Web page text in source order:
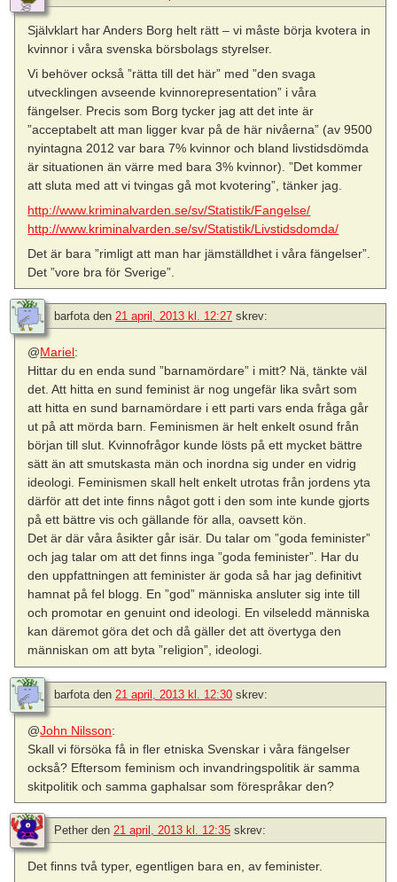
Självklart har Anders Borg helt rätt – vi måste börja kvotera in
kvinnor i våra svenska börsbolags styrelser.
Vi behöver också ”rätta till det här” med ”den svaga
utvecklingen avseende kvinnorepresentation” i våra
fängelser. Precis som Borg tycker jag att det inte är
”acceptabelt att man ligger kvar på de här nivåerna” (av 9500
nyintagna 2012 var bara 7% kvinnor och bland livstidsdömda
är situationen än värre med bara 3% kvinnor). ”Det kommer
att sluta med att vi tvingas gå mot kvotering”, tänker jag.
http://www.kriminalvarden.se/sv/Statistik/Fangelse/
http://www.kriminalvarden.se/sv/Statistik/Livstidsdomda/
Det är bara ”rimligt att man har jämställdhet i våra fängelser”.
Det ”vore bra för Sverige”.
barfotaden 21 april, 2013 kl. 12:27 skrev:
@Mariel:
Hittar du en enda sund ”barnamördare” i mitt? Nä, tänkte väl
det. Att hitta en sund feminist är nog ungefär lika svårt som
att hitta en sund barnamördare i ett parti vars enda fråga går
ut på att mörda barn. Feminismen är helt enkelt osund från
början till slut. Kvinnofrågor kunde lösts på ett mycket bättre
sätt än att smutskasta män och inordna sig under en vidrig
ideologi. Feminismen skall helt enkelt utrotas från jordens yta
därför att det inte finns något gott i den som inte kunde gjorts
på ett bättre vis och gällande för alla, oavsett kön.
Det är där våra åsikter går isär. Du talar om ”goda feminister”
och jag talar om att det finns inga ”goda feminister”. Har du
den uppfattningen att feminister är goda så har jag definitivt
hamnat på fel blogg. En ”god” människa ansluter sig inte till
och promotar en genuint ond ideologi. En vilseledd människa
kan däremot göra det och då gäller det att övertyga den
människan om att byta ”religion”, ideologi.
barfota den 21 april, 2013 kl. 12:30 skrev:
@John Nilsson:
Skall vi försöka få in fler etniska Svenskar i våra fängelser
också? Eftersom feminism och invandringspolitik är samma
skitpolitik och samma gaphalsar som förespråkar den?
Pether den 21 april, 2013 kl. 12:35 skrev:
Det finns två typer, egentligen bara en, av feminister.